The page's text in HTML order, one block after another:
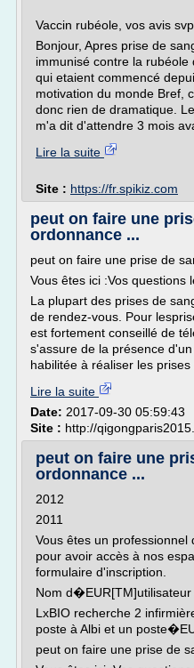
Vaccin rubéole, vos avis svp
Bonjour, Apres prise de
immunisé contre la
qui etaient commencé
motivation du monde Bref,
donc rien de dramatique.
m'a dit d'attendre 3 mois
Lire la suite
Site : https://fr.spikiz.com
peut on faire une
ordonnance ...
peut on faire une prise de
Vous êtes ici :Vos questions
La plupart des prises de
de rendez-vous. Pour
est fortement conseillé de
s'assure de la présence
habilitée à réaliser les prises
Lire la suite
Date: 2017-09-30 05:59:43
Site : http://
peut on faire une
ordonnance ...
2012
2011
Vous êtes un professionnel
pour avoir accès à nos
formulaire d'inscription.
Nom
LxBIO recherche 2
poste à Albi et un
peut on faire une prise de